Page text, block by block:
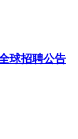
球招聘公告